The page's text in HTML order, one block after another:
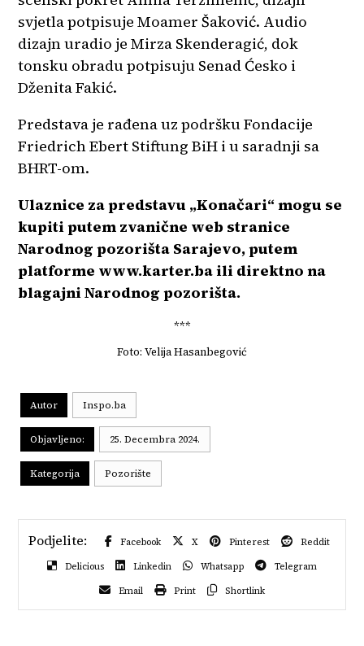
svjetla potpisuje Moamer Šaković. Audio
dizajn uradio je Mirza Skenderagić, dok
tonsku obradu potpisuju Senad Ćesko i
Dženita Fakić.
Predstava je rađena uz podršku Fondacije
Friedrich Ebert Stiftung BiH i u saradnji sa
BHRT-om.
Ulaznice za predstavu „Konačari“ mogu se
kupiti putem zvanične web stranice
Narodnog pozorišta Sarajevo, putem
platforme www.karter.ba ili direktno na
blagajni Narodnog pozorišta.
***
Foto: Velija Hasanbegović
Autor Inspo.ba
Objavljeno: 25. Decembra 2024.
Kategorija Pozorište
Facebook X Pinterest
Reddit
Delicious
Linkedin Whatsapp
Telegram
Email
Print Shortlink